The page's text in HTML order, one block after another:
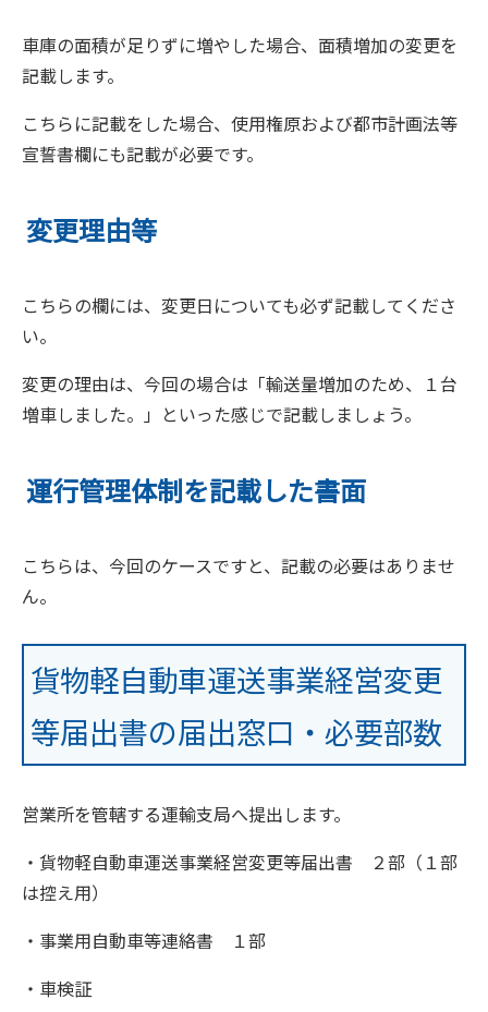
車庫の面積が足りずに増やした場合、面積増加の変更を
記載します。
こちらに記載をした場合、使用権原および都市計画法等
宣誓書欄にも記載が必要です。
変更理由等
こちらの欄には、変更日についても必ず記載してくださ
い。
変更の理由は、今回の場合は「輸送量増加のため、１台
増車しました。」といった感じで記載しましょう。
運行管理体制を記載した書面
こちらは、今回のケースですと、記載の必要はありませ
ん。
貨物軽自動車運送事業経営変更
等届出書の届出窓口・必要部数
営業所を管轄する運輸支局へ提出します。
・貨物軽自動車運送事業経営変更等届出書 ２部（１部
は控え用）
・事業用自動車等連絡書 １部
・車検証